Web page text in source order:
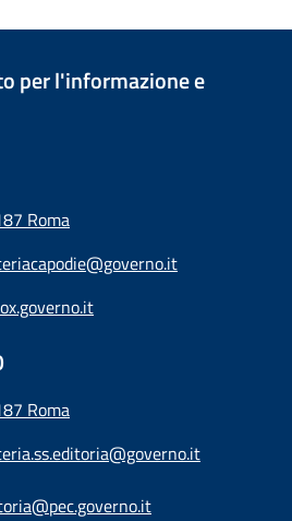
per l'informazione e
Roma
Roma